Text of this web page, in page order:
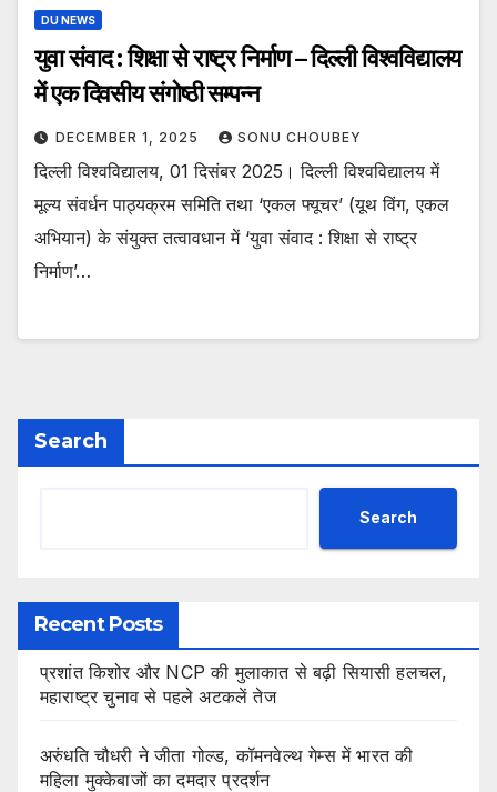
DU NEWS
युवा संवाद : शिक्षा से राष्ट्र निर्माण – दिल्ली विश्वविद्यालय
में एक दिवसीय संगोष्ठी सम्पन्न
DECEMBER 1, 2025 SONU CHOUBEY
दिल्ली विश्वविद्यालय, 01 दिसंबर 2025। दिल्ली विश्वविद्यालय में
मूल्य संवर्धन पाठ्यक्रम समिति तथा ‘एकल फ्यूचर’ (यूथ विंग, एकल
अभियान) के संयुक्त तत्वावधान में ‘युवा संवाद : शिक्षा से राष्ट्र
निर्माण’…
Search
Search
Recent Posts
प्रशांत किशोर और NCP की मुलाकात से बढ़ी सियासी हलचल,
महाराष्ट्र चुनाव से पहले अटकलें तेज
अरुंधति चौधरी ने जीता गोल्ड, कॉमनवेल्थ गेम्स में भारत की
महिला मुक्केबाजों का दमदार प्रदर्शन